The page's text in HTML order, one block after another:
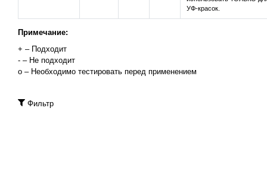
УФ-красок.
Примечание:
+ – Подходит
- – Не подходит
о – Необходимо тестировать перед применением
Фильтр